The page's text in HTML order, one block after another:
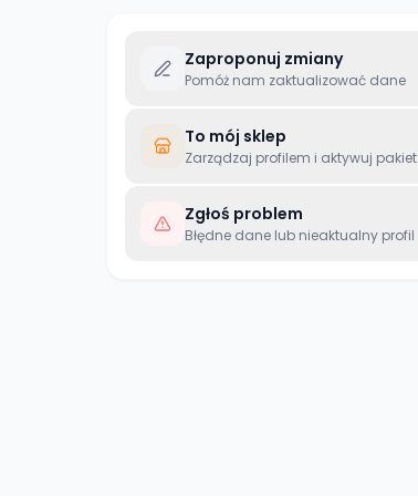
Zaproponuj zmiany
Pomóż nam zaktualizować dane
To mój sklep
Zarządzaj profilem i aktywuj pakiet
Zgłoś problem
Błędne dane lub nieaktualny profil